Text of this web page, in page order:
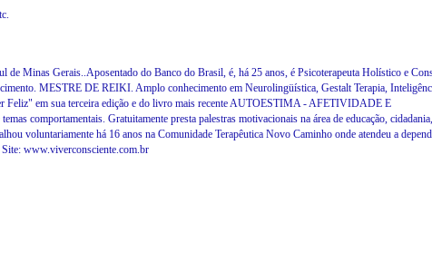
Minas Gerais..Aposentado do Banco do Brasil, é, há 25 anos, é Psicoterapeuta Holístico e
MESTRE DE REIKI. Amplo conhecimento em Neurolingüística, Gestalt Terapia,
Feliz" em sua terceira edição e do livro mais recente AUTOESTIMA - AFETIVIDADE E
comportamentais. Gratuitamente presta palestras motivacionais na área de educação,
voluntariamente há 16 anos na Comunidade Terapêutica Novo Caminho onde atendeu a
www.viverconsciente.com.br